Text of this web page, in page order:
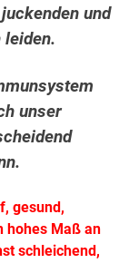
und
unser
gesund,
hohes Maß an
schleichend,